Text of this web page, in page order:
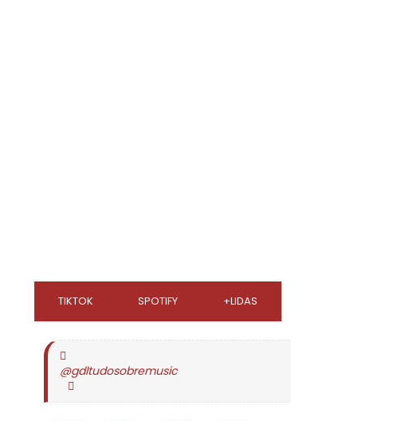
TIKTOK SPOTIFY +LIDAS
@gdltudosobremusic